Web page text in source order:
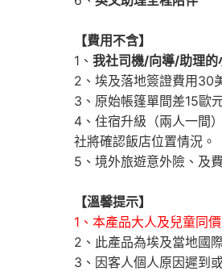
【費用不含】
1、 我社司機/向導/助理的
2、埃及落地簽證費用30
3、原始帳篷單間差15歐
4、住宿升級（兩人一間
社將確認飯店位置情況。
5、境外旅遊意外險、及
【溫馨提示】
1、本產品大人及兒童同價
2、此產品為埃及當地國
3、因客人個人原因遲到